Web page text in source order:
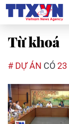
Từ khoá
# DỰ ÁN CÓ23